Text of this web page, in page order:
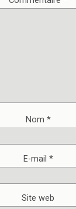
Nom *
E-mail *
Site web